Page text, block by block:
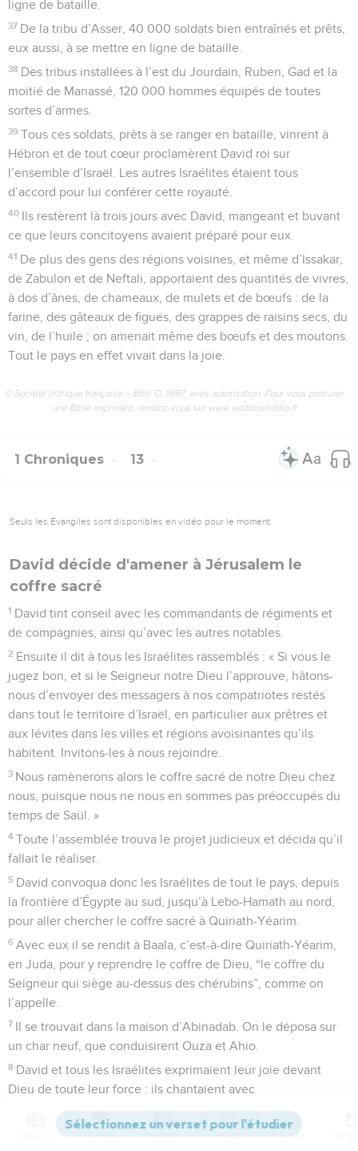
ligne de bataille.
37 De la tribu d’Asser, 40 000 soldats bien entraînés et prêts,
eux aussi, à se mettre en ligne de bataille.
38 Des tribus installées à l’est du Jourdain, Ruben, Gad et la
moitié de Manassé, 120 000 hommes équipés de toutes
sortes d’armes.
39 Tous ces soldats, prêts à se ranger en bataille, vinrent à
Hébron et de tout cœur proclamèrent David roi sur
l’ensemble d’Israël. Les autres Israélites étaient tous
d’accord pour lui conférer cette royauté.
40 Ils restèrent là trois jours avec David, mangeant et buvant
ce que leurs concitoyens avaient préparé pour eux.
41 De plus des gens des régions voisines, et même d’Issakar,
de Zabulon et de Neftali, apportaient des quantités de vivres,
à dos d’ânes, de chameaux, de mulets et de bœufs : de la
farine, des gâteaux de figues, des grappes de raisins secs, du
vin, de l’huile ; on amenait même des bœufs et des moutons.
Tout le pays en effet vivait dans la joie.
© Société biblique française – Bibli’O, 1997, avec autorisation. Pour vous procurer
une Bible imprimée, rendez-vous sur www.editionsbiblio.fr
1 Chroniques 13
Seuls les Évangiles sont disponibles en vidéo pour le moment.
David décide d'amener à Jérusalem le
coffre sacré
1 David tint conseil avec les commandants de régiments et
de compagnies, ainsi qu’avec les autres notables.
2 Ensuite il dit à tous les Israélites rassemblés : « Si vous le
jugez bon, et si le Seigneur notre Dieu l’approuve, hâtons-
nous d’envoyer des messagers à nos compatriotes restés
dans tout le territoire d’Israël, en particulier aux prêtres et
aux lévites dans les villes et régions avoisinantes qu’ils
habitent. Invitons-les à nous rejoindre.
3 Nous ramènerons alors le coffre sacré de notre Dieu chez
nous, puisque nous ne nous en sommes pas préoccupés du
temps de Saül. »
4 Toute l’assemblée trouva le projet judicieux et décida qu’il
fallait le réaliser.
5 David convoqua donc les Israélites de tout le pays, depuis
la frontière d’Égypte au sud, jusqu’à Lebo-Hamath au nord,
pour aller chercher le coffre sacré à Quiriath-Yéarim.
6 Avec eux il se rendit à Baala, c’est-à-dire Quiriath-Yéarim,
en Juda, pour y reprendre le coffre de Dieu, “le coffre du
Seigneur qui siège au-dessus des chérubins”, comme on
l’appelle.
7 Il se trouvait dans la maison d’Abinadab. On le déposa sur
un char neuf, que conduisirent Ouza et Ahio.
8 David et tous les Israélites exprimaient leur joie devant
Dieu de toute leur force : ils chantaient avec
accompagnement de lyres, de harpes, de tambourins, de
cymbales et de trompettes.
Versions Commentaires Strong